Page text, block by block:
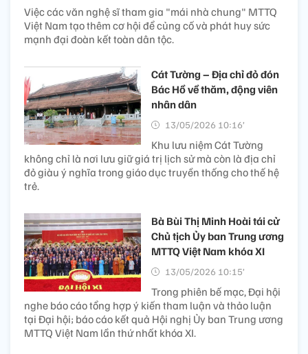
Việc các văn nghệ sĩ tham gia "mái nhà chung" MTTQ
Việt Nam tạo thêm cơ hội để củng cố và phát huy sức
mạnh đại đoàn kết toàn dân tộc.
Cát Tường – Địa chỉ đỏ đón
Bác Hồ về thăm, động viên
nhân dân
13/05/2026 10:16’
Khu lưu niệm Cát Tường
không chỉ là nơi lưu giữ giá trị lịch sử mà còn là địa chỉ
đỏ giàu ý nghĩa trong giáo dục truyền thống cho thế hệ
trẻ.
Bà Bùi Thị Minh Hoài tái cử
Chủ tịch Ủy ban Trung ương
MTTQ Việt Nam khóa XI
13/05/2026 10:15’
Trong phiên bế mạc, Đại hội
nghe báo cáo tổng hợp ý kiến tham luận và thảo luận
tại Đại hội; báo cáo kết quả Hội nghị Ủy ban Trung ương
MTTQ Việt Nam lần thứ nhất khóa XI.